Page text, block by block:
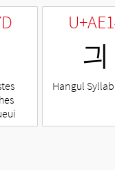
긔
Hangul